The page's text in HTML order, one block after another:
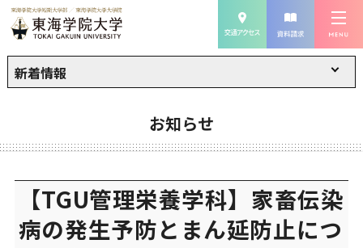
新着情報
お知らせ
【TGU管理栄養学科】家畜伝染
病の発生予防とまん延防止につ